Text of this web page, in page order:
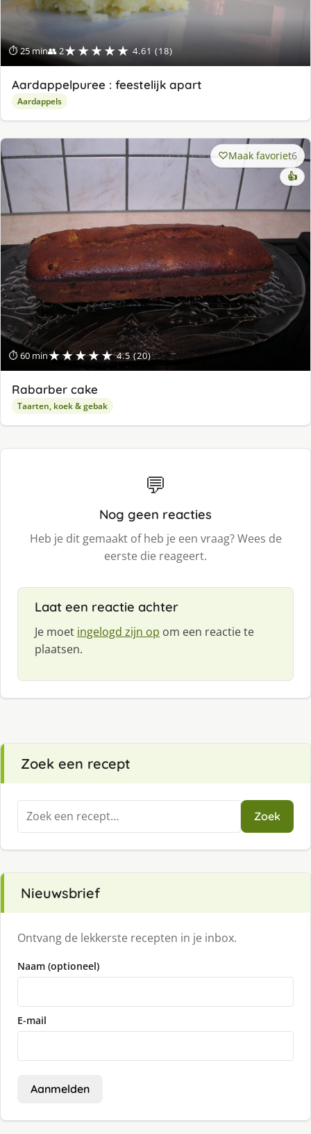
⏱ 25 min👥 2★★★★★ 4.61 (18)
Aardappelpuree : feestelijk apart
Aardappels
⏱ 60 min★★★★★ 4.5 (20)
Maak favoriet6
👍
Rabarber cake
Taarten, koek & gebak
💬
Nog geen reacties
Heb je dit gemaakt of heb je een vraag? Wees de
eerste die reageert.
Laat een reactie achter
Je moet ingelogd zijn op om een reactie te
plaatsen.
Zoek een recept
Zoeken
naar:
Zoek
Nieuwsbrief
Ontvang de lekkerste recepten in je inbox.
Naam (optioneel)
E-mail
Aanmelden